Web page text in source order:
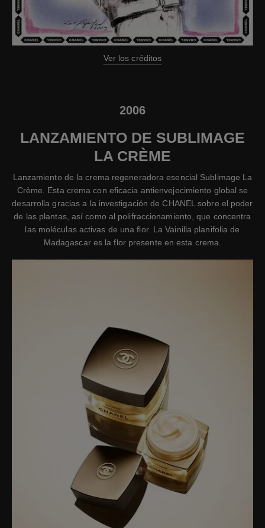
Ver los créditos
2006
LANZAMIENTO DE SUBLIMAGE
LA CRÈME
Lanzamiento de la crema regeneradora esencial Sublimage La
Crème. Esta crema con eficacia antienvejecimiento global se
desarrolla gracias a la investigación de CHANEL sobre el poder
de las plantas, así como al polifraccionamiento, que concentra
las moléculas activas de una flor. La Vainilla planifolia de
Madagascar es la flor presente en esta crema.